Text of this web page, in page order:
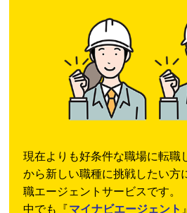
現在よりも好条件な職場に転職
から新しい職種に挑戦したい方
職エージェントサービスです。
中でも『マイナビエージェント